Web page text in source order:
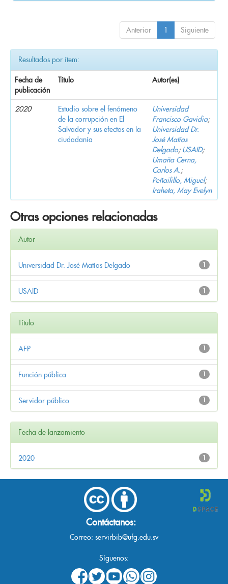
Anterior 1 Siguiente
Resultados por ítem:
Fecha de
publicación
Título Autor(es)
2020
Estudio sobre el fenómeno
de la corrupción en El
Salvador y sus efectos en la
ciudadanía
Universidad
Francisco Gavidia;
Universidad Dr.
José Matías
Delgado; USAID;
Umaña Cerna,
Carlos A.;
Peñailillo, Miguel;
Iraheta, May Evelyn
Otras opciones relacionadas
Autor
1
Universidad Dr. José Matías Delgado
1
USAID
Título
1
AFP
1
Función pública
1
Servidor público
Fecha de lanzamiento
1
2020
Contáctanos:
Correo: servirbib@ufg.edu.sv
Síguenos: